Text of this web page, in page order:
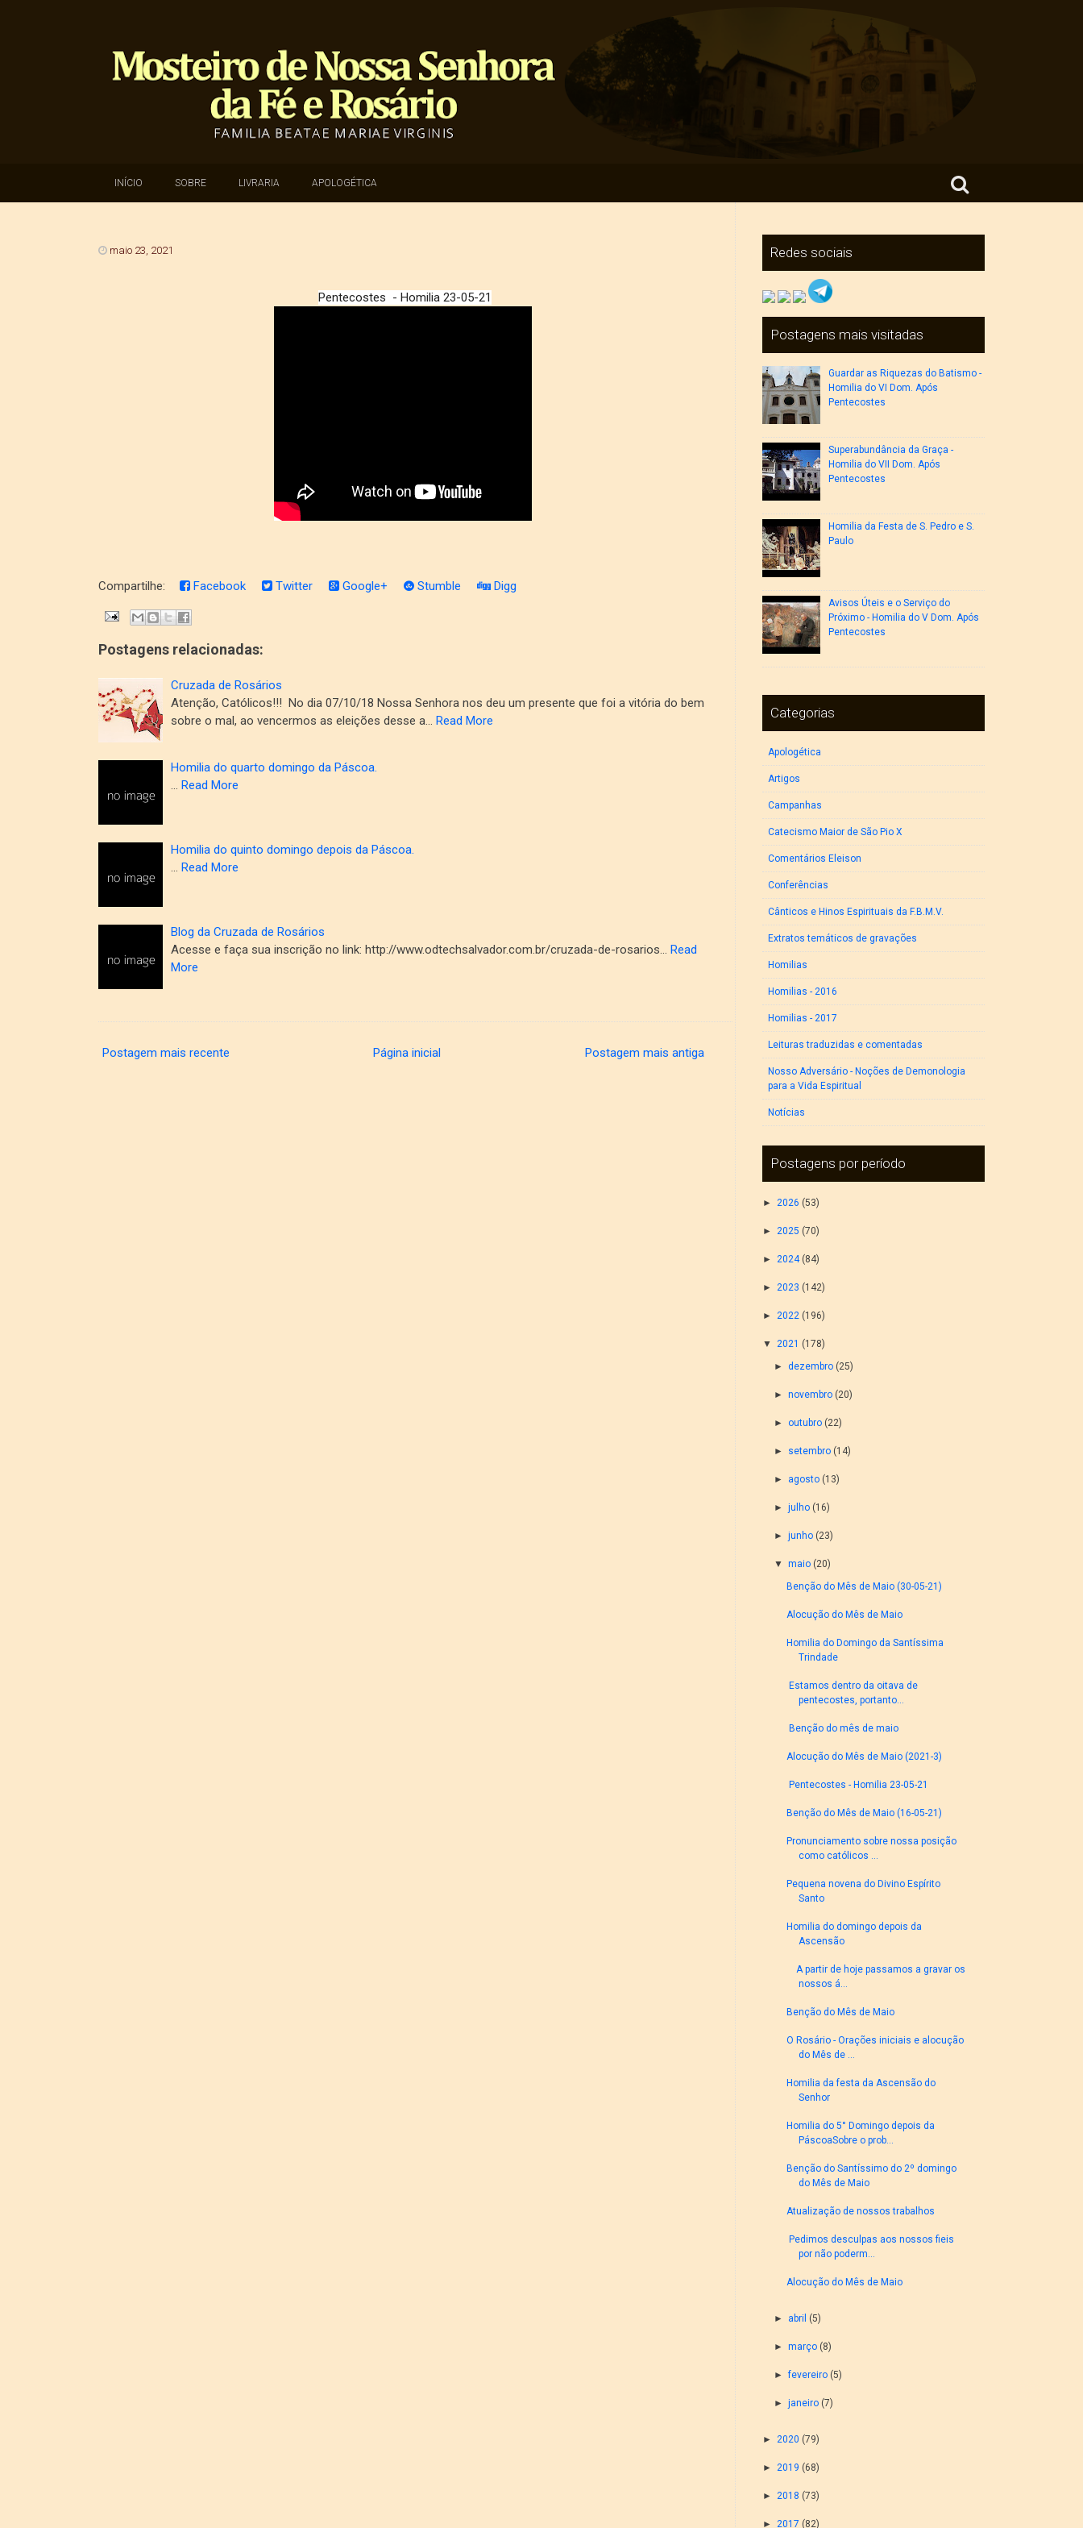
Search for:
SKIP TO CONTENT
INÍCIO SOBRE LIVRARIA APOLOGÉTICA
maio 23, 2021
Pentecostes  - Homilia 23-05-21
Compartilhe: Facebook Twitter Google+ Stumble Digg
Postagens relacionadas:
Cruzada de Rosários
Atenção, Católicos!!! No dia 07/10/18 Nossa Senhora nos deu um presente que foi a vitória do bem
sobre o mal, ao vencermos as eleições desse a…
Read More
Homilia do quarto domingo da Páscoa.
Read More
Homilia do quinto domingo depois da Páscoa.
Read More
Blog da Cruzada de Rosários
Acesse e faça sua inscrição no link: http://www.odtechsalvador.com.br/cruzada-de-rosarios…
Read
More
Postagem mais recente Postagem mais antiga
Página inicial
Redes sociais
Postagens mais visitadas
Guardar as Riquezas do Batismo -
Homilia do VI Dom. Após
Pentecostes
Superabundância da Graça -
Homilia do VII Dom. Após
Pentecostes
Homilia da Festa de S. Pedro e S.
Paulo
Avisos Úteis e o Serviço do
Próximo - Homilia do V Dom. Após
Pentecostes
Categorias
Apologética
Artigos
Campanhas
Catecismo Maior de São Pio X
Comentários Eleison
Conferências
Cânticos e Hinos Espirituais da F.B.M.V.
Extratos temáticos de gravações
Homilias
Homilias - 2016
Homilias - 2017
Leituras traduzidas e comentadas
Nosso Adversário - Noções de Demonologia
para a Vida Espiritual
Notícias
Postagens por período
► 2026 (53)
► 2025 (70)
► 2024 (84)
► 2023 (142)
► 2022 (196)
▼ 2021 (178)
►dezembro (25)
►novembro (20)
►outubro (22)
► setembro (14)
► agosto (13)
►julho (16)
►junho (23)
▼ maio (20)
Benção do Mês de Maio (30-05-21)
Alocução do Mês de Maio
Homilia do Domingo da Santíssima
Trindade
Estamos dentro da oitava de
pentecostes, portanto...
Benção do mês de maio
Alocução do Mês de Maio (2021-3)
Pentecostes - Homilia 23-05-21
Benção do Mês de Maio (16-05-21)
Pronunciamento sobre nossa posição
como católicos ...
Pequena novena do Divino Espírito
Santo
Homilia do domingo depois da
Ascensão
A partir de hoje passamos a gravar os
nossos á...
Benção do Mês de Maio
O Rosário - Orações iniciais e alocução
do Mês de ...
Homilia da festa da Ascensão do
Senhor
Homilia do 5° Domingo depois da
PáscoaSobre o prob...
Benção do Santíssimo do 2º domingo
do Mês de Maio
Atualização de nossos trabalhos
Pedimos desculpas aos nossos fieis
por não poderm...
Alocução do Mês de Maio
► abril (5)
►março (8)
►fevereiro (5)
►janeiro (7)
► 2020 (79)
► 2019 (68)
► 2018 (73)
► 2017 (82)